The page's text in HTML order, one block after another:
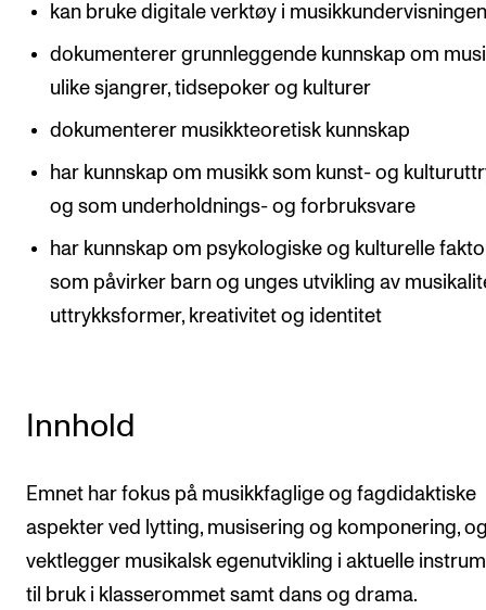
kan bruke digitale verktøy i
dokumenterer grunnleggende kunnskap om
ulike sjangrer, tidsepoker og kulturer
dokumenterer musikkteoretisk kunnskap
har kunnskap om musikk som kunst- og
og som underholdnings- og forbruksvare
har kunnskap om psykologiske og kulturelle
som påvirker barn og unges utvikling av
uttrykksformer, kreativitet og identitet
Innhold
Emnet har fokus på musikkfaglige og fagdidaktiske
aspekter ved lytting, musisering og komponering,
vektlegger musikalsk egenutvikling i aktuelle
til bruk i klasserommet samt dans og drama.